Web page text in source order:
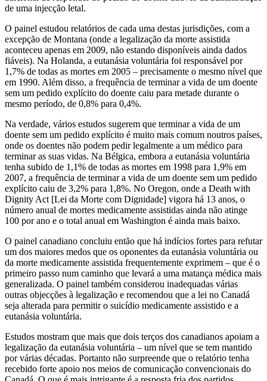
de uma injecção letal.
O painel estudou relatórios de cada uma destas jurisdições, com a
excepção de Montana (onde a legalização da morte assistida
aconteceu apenas em 2009, não estando disponíveis ainda dados
fiáveis). Na Holanda, a eutanásia voluntária foi responsável por
1,7% de todas as mortes em 2005 – precisamente o mesmo nível que
em 1990. Além disso, a frequência de terminar a vida de um doente
sem um pedido explícito do doente caiu para metade durante o
mesmo período, de 0,8% para 0,4%.
Na verdade, vários estudos sugerem que terminar a vida de um
doente sem um pedido explícito é muito mais comum noutros países,
onde os doentes não podem pedir legalmente a um médico para
terminar as suas vidas. Na Bélgica, embora a eutanásia voluntária
tenha subido de 1,1% de todas as mortes em 1998 para 1,9% em
2007, a frequência de terminar a vida de um doente sem um pedido
explícito caiu de 3,2% para 1,8%. No Oregon, onde a Death with
Dignity Act [Lei da Morte com Dignidade] vigora há 13 anos, o
número anual de mortes medicamente assistidas ainda não atinge
100 por ano e o total anual em Washington é ainda mais baixo.
O painel canadiano concluiu então que há indícios fortes para refutar
um dos maiores medos que os oponentes da eutanásia voluntária ou
da morte medicamente assistida frequentemente exprimem – que é o
primeiro passo num caminho que levará a uma matança médica mais
generalizada. O painel também considerou inadequadas várias
outras objecções à legalização e recomendou que a lei no Canadá
seja alterada para permitir o suicídio medicamente assistido e a
eutanásia voluntária.
Estudos mostram que mais que dois terços dos canadianos apoiam a
legalização da eutanásia voluntária – um nível que se tem mantido
por várias décadas. Portanto não surpreende que o relatório tenha
recebido forte apoio nos meios de comunicação convencionais do